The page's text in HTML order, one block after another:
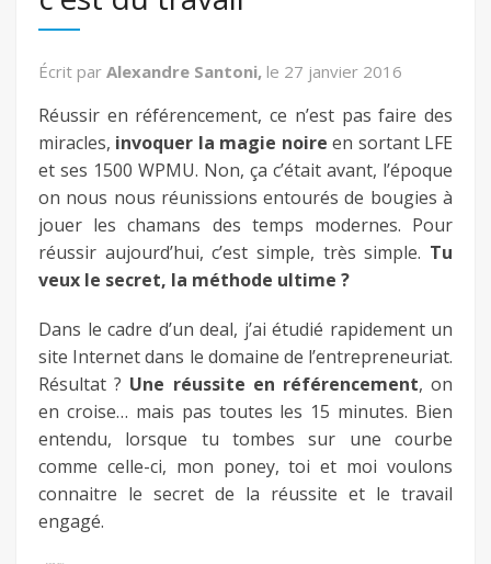
fb
Écrit par Alexandre Santoni, le 27 janvier 2016
Réussir en référencement, ce n’est pas faire des
miracles, invoquer la magie noire en sortant LFE
et ses 1500 WPMU. Non, ça c’était avant, l’époque
on nous nous réunissions entourés de bougies à
jouer les chamans des temps modernes. Pour
réussir aujourd’hui, c’est simple, très simple. Tu
veux le secret, la méthode ultime ?
Dans le cadre d’un deal, j’ai étudié rapidement un
site Internet dans le domaine de l’entrepreneuriat.
Résultat ? Une réussite en référencement, on
en croise… mais pas toutes les 15 minutes. Bien
entendu, lorsque tu tombes sur une courbe
comme celle-ci, mon poney, toi et moi voulons
connaitre le secret de la réussite et le travail
engagé.